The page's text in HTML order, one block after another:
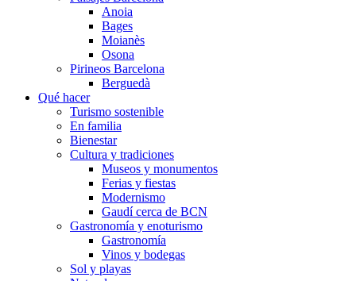
Anoia
Bages
Moianès
Osona
Pirineos Barcelona
Berguedà
Qué hacer
Turismo sostenible
En familia
Bienestar
Cultura y tradiciones
Museos y monumentos
Ferias y fiestas
Modernismo
Gaudí cerca de BCN
Gastronomía y enoturismo
Gastronomía
Vinos y bodegas
Sol y playas